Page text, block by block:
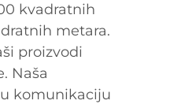
kvadratnih
metara.
proizvodi
Naša
komunikaciju